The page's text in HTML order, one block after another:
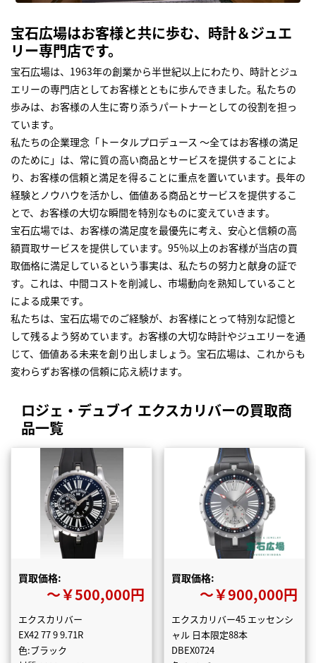
宝石広場はお客様と共に歩む、時計＆ジュエ
リー専門店です。
宝石広場は、1963年の創業から半世紀以上にわたり、時計とジュ
エリーの専門店としてお客様とともに歩んできました。私たちの
歩みは、お客様の人生に寄り添うパートナーとしての役割を担っ
ています。
私たちの企業理念「トータルプロデュース ～全てはお客様の満足
のために」は、常に質の高い商品とサービスを提供することによ
り、お客様の信頼と満足を得ることに重点を置いています。長年の
経験とノウハウを活かし、価値ある商品とサービスを提供するこ
とで、お客様の大切な瞬間を特別なものに変えていきます。
宝石広場では、お客様の満足度を最優先に考え、安心と信頼の高
額買取サービスを提供しています。95％以上のお客様が当店の買
取価格に満足しているという事実は、私たちの努力と献身の証で
す。これは、中間コストを削減し、市場動向を熟知していること
による成果です。
私たちは、宝石広場でのご経験が、お客様にとって特別な記憶と
して残るよう努めています。お客様の大切な時計やジュエリーを通
じて、価値ある未来を創り出しましょう。宝石広場は、これからも
変わらずお客様の信頼に応え続けます。
ロジェ・デュブイ エクスカリバーの買取商
品一覧
買取価格:
〜￥500,000円
エクスカリバー
EX42 77 9 9.71R
色:ブラック
買取価格:
〜￥900,000円
エクスカリバー45 エッセンシ
ャル 日本限定88本
DBEX0724